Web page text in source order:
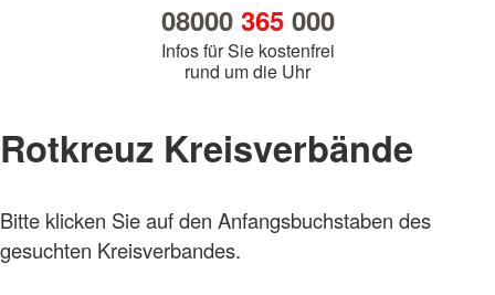
08000 365000
Infos für Sie kostenfrei
rund um die Uhr
Rotkreuz Kreisverbände
Bitte klicken Sie auf den Anfangsbuchstaben des
gesuchten Kreisverbandes.